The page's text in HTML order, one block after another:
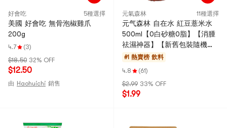
好會吃 5種選擇
美國 好會吃 無骨泡椒雞爪
200g
4.7
(3)
$18.50 32% OFF
$12.50
由 Haohuichi 銷售
元氣森林 11種選擇
元气森林 自在水 紅豆薏米水
500ml【0白砂糖0脂】【消腫
祛濕神器】【新舊包裝隨機
發】
#1 熱賣榜飲料
4.8
(61)
$2.99 33% OFF
$1.99